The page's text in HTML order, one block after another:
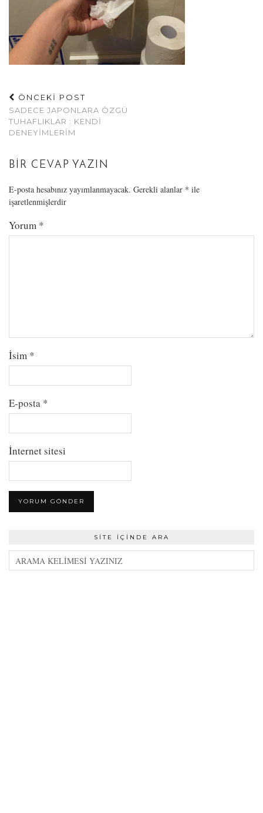
ÖNCEKİ POST
SADECE JAPONLARA ÖZGÜ
TUHAFLIKLAR : KENDI
DENEYIMLERIM
BIR CEVAP YAZIN
E-posta hesabınız yayımlanmayacak. Gerekli alanlar * ile
işaretlenmişlerdir
Yorum *
İsim *
E-posta *
İnternet sitesi
SITE İÇINDE ARA